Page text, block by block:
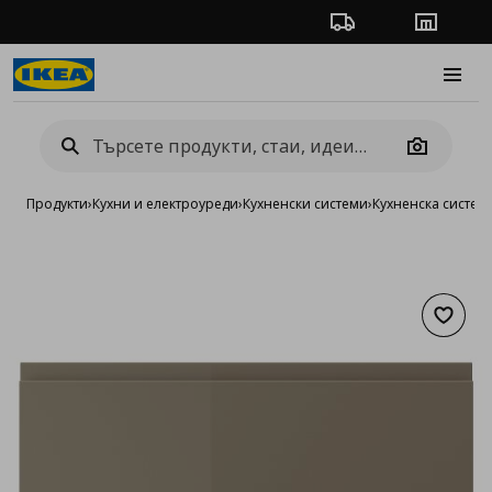
Проследяване на
Camera
Продукти›Кухни и електроуреди›Кухненски системи›Кухненска